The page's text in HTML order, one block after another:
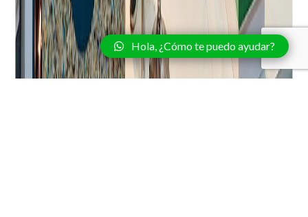
Hola, ¿Cómo te puedo ayudar?